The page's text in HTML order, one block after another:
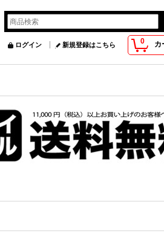
0 カ
ログイン 新規登録はこちら